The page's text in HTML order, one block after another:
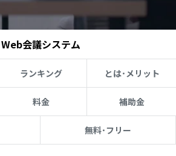
Web会議システム
ランキング とは･メリット
料金 補助金
無料･フリー